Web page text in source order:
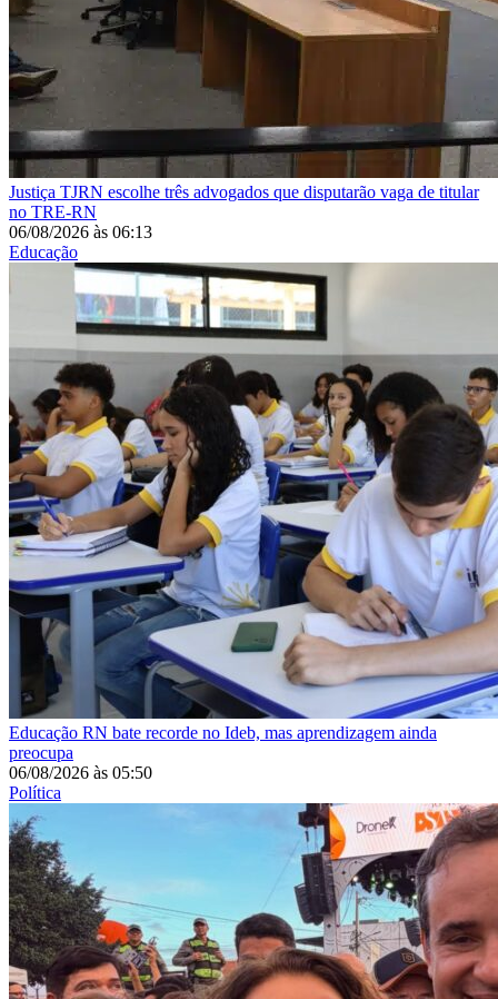
Justiça TJRN escolhe três advogados que disputarão vaga de titular
no TRE-RN
06/08/2026 às 06:13
Educação
Educação RN bate recorde no Ideb, mas aprendizagem ainda
preocupa
06/08/2026 às 05:50
Política